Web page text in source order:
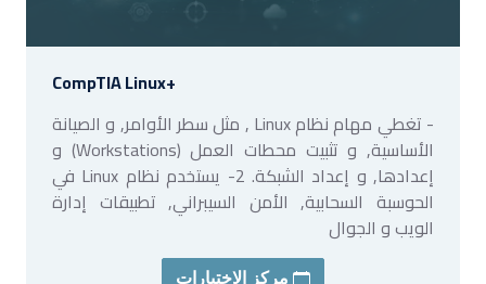
CompTIA Linux+
- تغطي مهام نظام Linux , مثل سطر الأوامر, و الصيانة
الأساسية, و تثبيت محطات العمل (Workstations) و
إعدادها, و إعداد الشبكة. 2- يستخدم نظام Linux في
الحوسبة السحابية, الأمن السيبراني, تطبيقات إدارة
الويب و الجوال
مركز الاختبارات